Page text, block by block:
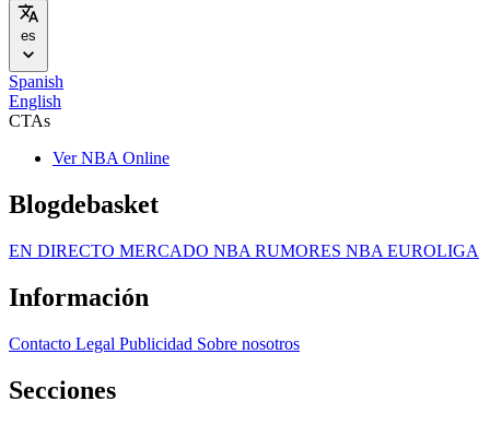
es
Spanish
English
CTAs
Ver NBA Online
Blogdebasket
EN DIRECTO MERCADO NBA RUMORES NBA EUROLIGA
Información
Contacto Legal Publicidad Sobre nosotros
Secciones